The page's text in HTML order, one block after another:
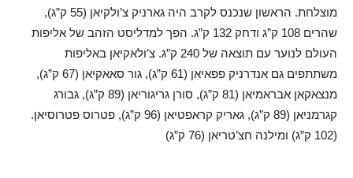
מוצלחת. הראשון שנכנס לקרב היה גארניק צ’ולקיאן (55 ק”ג),
שהרים 108 ק”ג ודחק 132 ק”ג. הפך למדליסט הזהב של אליפות
העולם לנוער עם תוצאה של 240 ק”ג. צ’ולאקיאן באליפות
משתתפים גם אנדרניק פפאיאן (61 ק”ג), גור סאאקיאן (67 ק”ג),
מנצאקאן אבראמיאן (81 ק”ג), סורן גריגוריאן (89 ק”ג), גבורג
קגרמניאן (89 ק”ג), גאריק קראפטיאן (96 ק”ג), פטרוס פטרוסיאן.
(102 ק”ג) ומילנה חצ’טריאן (76 ק”ג)